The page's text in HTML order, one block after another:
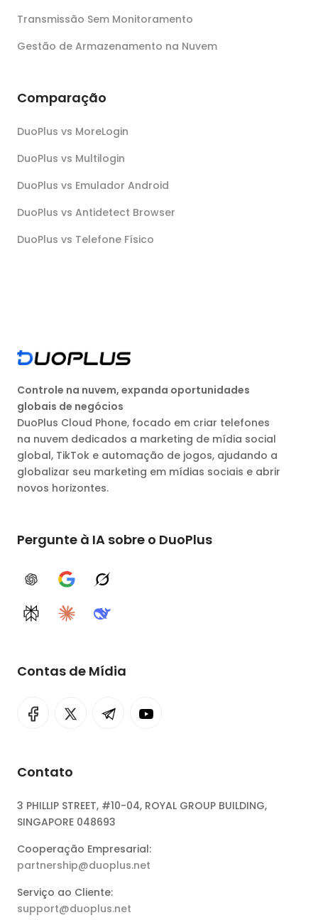
Transmissão Sem Monitoramento
Gestão de Armazenamento na Nuvem
Comparação
DuoPlus vs MoreLogin
DuoPlus vs Multilogin
DuoPlus vs Emulador Android
DuoPlus vs Antidetect Browser
DuoPlus vs Telefone Físico
Controle na nuvem, expanda oportunidades
globais de negócios
DuoPlus Cloud Phone, focado em criar telefones
na nuvem dedicados a marketing de mídia social
global, TikTok e automação de jogos, ajudando a
globalizar seu marketing em mídias sociais e abrir
novos horizontes.
Pergunte à IA sobre o DuoPlus
ChatGPTGoogle AIGrok
PerplexityClaudeDeepSeek
Contas de Mídia
Contato
3 PHILLIP STREET, #10-04, ROYAL GROUP BUILDING,
SINGAPORE 048693
Cooperação Empresarial:
partnership@duoplus.net
Serviço ao Cliente:
support@duoplus.net